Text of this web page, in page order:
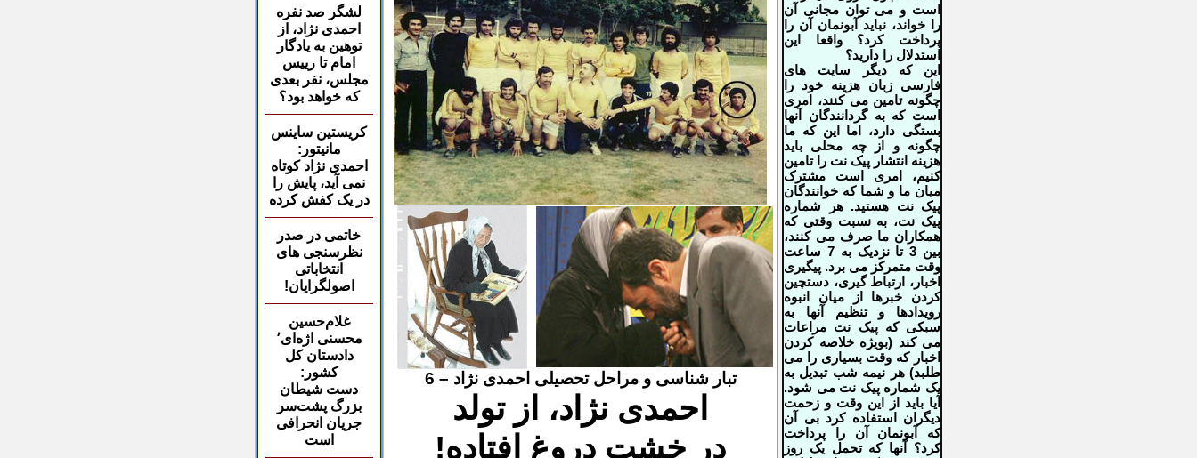
لشگر صد نفره
احمدی نژاد، از
توهین به یادگار
امام تا رییس
مجلس، نفر بعدی
که خواهد بود؟
کریستین ساینس
مانیتور:
احمدی نژاد کوتاه
نمی آید، پایش را
در یک کفش کرده
خاتمی در صدر
نظرسنجی های
انتخاباتی
اصولگرایان!
غلام‌حسین
محسنی
اژه‌ای٬
دادستان کل
کشور :
دست شیطان
بزرگ پشت‌سر
جریان انحرافی
است
تبار شناسی و مراحل تحصیلی احمدی نژاد – 6
احمدی نژاد، از تولد
در خشت دروغ افتاده!
است و می توان مجانی آن
را خواند، نباید آبونمان آن را
پرداخت کرد؟ واقعا این
استدلال را دارید؟
این که دیگر سایت های
فارسی زبان هزینه خود را
چگونه تامین می کنند، امری
است که به گردانندگان آنها
بستگی دارد، اما این که ما
چگونه و از چه محلی باید
هزینه انتشار پیک نت را تامین
کنیم، امری است مشترک
میان ما و شما که خوانندگان
پیک نت هستید. هر شماره
پیک نت، به نسبت وقتی که
همکاران ما صرف می کنند،
بین 3 تا نزدیک به 7 ساعت
وقت متمرکز می برد. پیگیری
اخبار، ارتباط گیری، دستچین
کردن خبرها از میان انبوه
رویدادها و تنظیم آنها به
سبکی که پیک نت مراعات
می کند (بویژه خلاصه کردن
اخبار که وقت بسیاری را می
طلبد) هر نیمه شب تبدیل به
یک شماره پیک نت می شود.
آیا باید از این وقت و زحمت
دیگران استفاده کرد بی آن
که آبونمان آن را پرداخت
کرد؟ آنها که تحمل یک روز